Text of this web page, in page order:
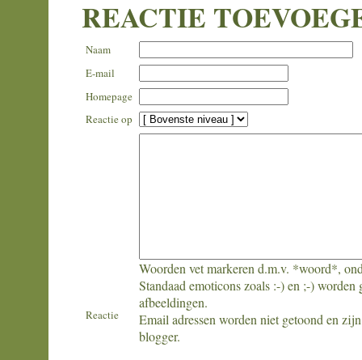
REACTIE
Naam
E-mail
Homepage
Reactie op
Reactie
Woorden vet markeren d.m.v. *woord*,
Standaad emoticons zoals :-) en ;-) worden
afbeeldingen.
Email adressen worden niet getoond en
blogger.